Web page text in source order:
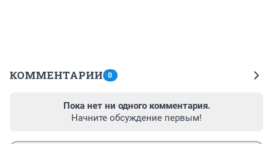
КОММЕНТАРИИ 0
Пока нет ни одного комментария.
Начните обсуждение первым!